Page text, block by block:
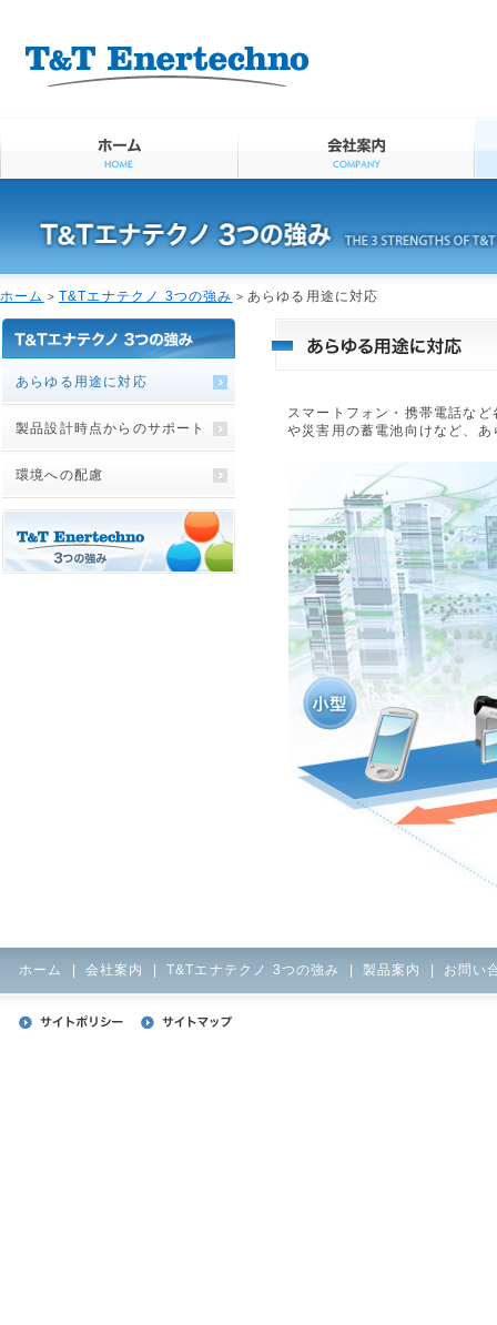
ホーム > T&Tエナテクノ 3つの強み > あらゆる用途に対応
スマートフォン・携帯電話な
や災害用の蓄電池向けなど、
あらゆる用途に対応
製品設計時点からのサポート
環境への配慮
ホーム 会社案内 T&Tエナテクノ 3つの強み 製品案内 お問い